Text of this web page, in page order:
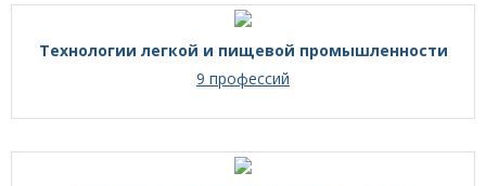
Технологии легкой и пищевой промышленности
9 профессий